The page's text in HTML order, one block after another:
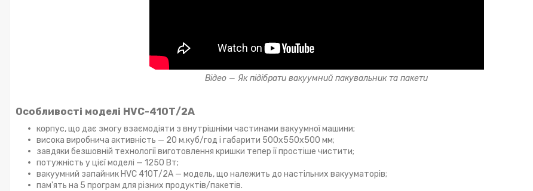
Відео — Як підібрати вакуумний пакувальник та пакети
Особливості моделі HVC-410Т/2A
корпус, що дає змогу взаємодіяти з внутрішніми частинами вакуумної машини;
висока виробнича активність — 20 м.куб/год і габарити 500х550х500 мм;
завдяки безшовній технології виготовлення кришки тепер її простіше чистити;
потужність у цієї моделі — 1250 Вт;
вакуумний запайник HVC 410Т/2А — модель, що належить до настільних вакууматорів;
пам'ять на 5 програм для різних продуктів/пакетів.